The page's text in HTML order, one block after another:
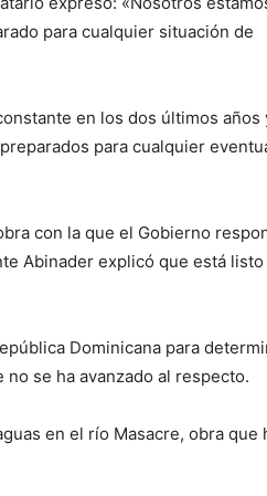
para cualquier situación de
en los dos últimos años
para cualquier
con la que el Gobierno
Abinader explicó que está listo
Dominicana para
se ha avanzado al respecto.
en el río Masacre, obra que